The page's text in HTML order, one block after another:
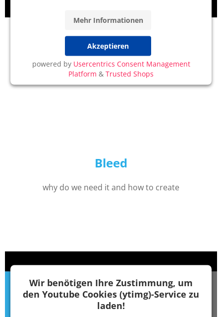
Mehr Informationen
Akzeptieren
powered by Usercentrics Consent Management
Platform & Trusted Shops
Bleed
why do we need it and how to create
Wir benötigen Ihre Zustimmung, um
den Youtube Cookies (ytimg)-Service zu
laden!